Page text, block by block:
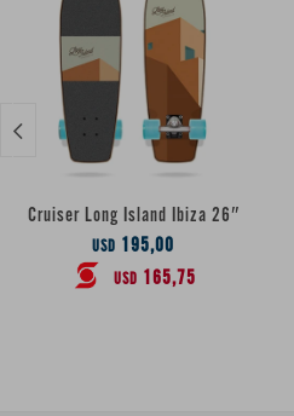
Cruiser Long Island Ibiza 26″
USD 195,00
USD 165,75
